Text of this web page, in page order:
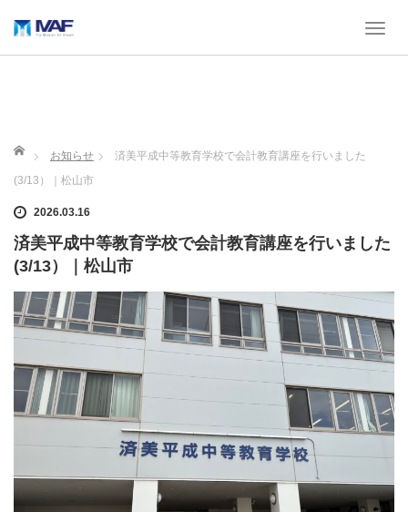
T
a
o
n
ホーム
お知らせ
済美平成中等教育学校で会計教育講座を行いました
(3/13）｜松山市
2026.03.16
済美平成中等教育学校で会計教育講座を行いました
(3/13）｜松山市